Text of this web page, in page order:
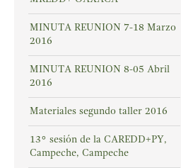
MINUTA REUNION 7-18 Marzo
2016
MINUTA REUNION 8-05 Abril
2016
Materiales segundo taller 2016
13° sesión de la CAREDD+PY,
Campeche, Campeche